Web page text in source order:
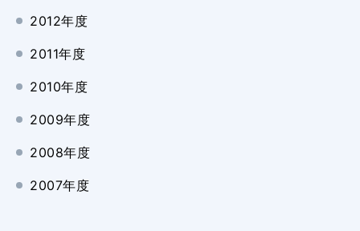
2012年度
2011年度
2010年度
2009年度
2008年度
2007年度